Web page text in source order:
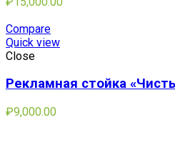
Compare
Quick view
Close
Рекламная стойка
₽9,000.00